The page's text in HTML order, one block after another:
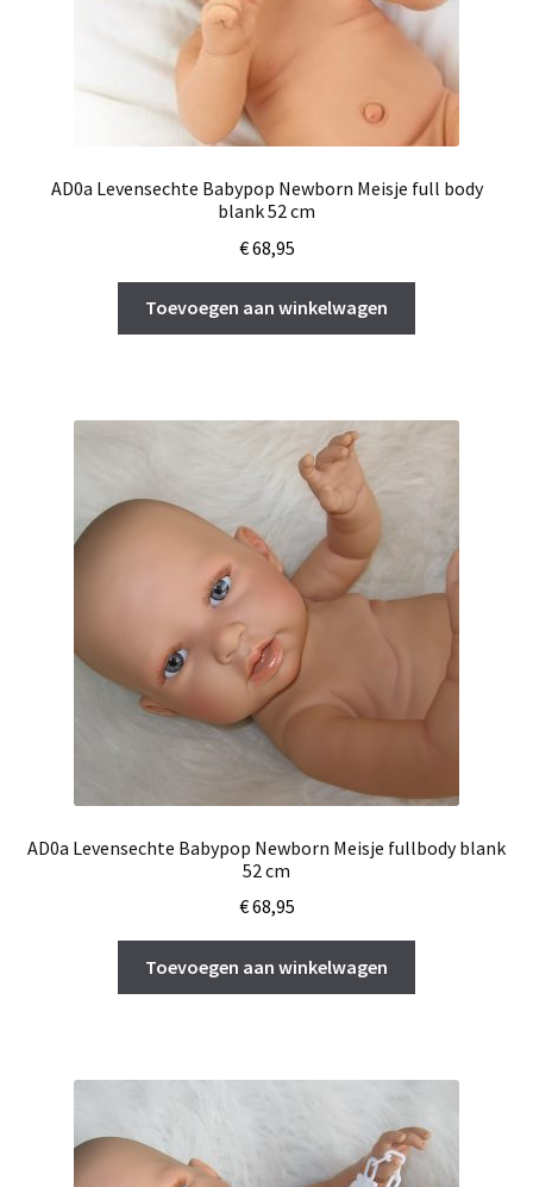
AD0a Levensechte Babypop Newborn Meisje full body
blank 52 cm
€68,95
Toevoegen aan winkelwagen
AD0a Levensechte Babypop Newborn Meisje fullbody blank
52 cm
€68,95
Toevoegen aan winkelwagen